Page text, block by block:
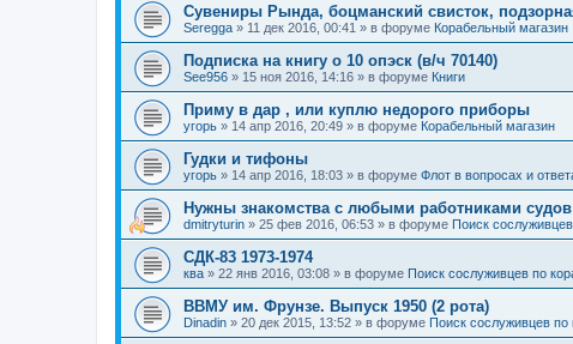
Сувениры Рында, боцманский свисток,
Seregga » 11 дек 2016, 00:41 » в форуме Корабельный магазин
Подписка на книгу о 10 опэск (в/ч 70140)
See956 » 15 ноя 2016, 14:16 » в форуме Книги
Приму в дар , или куплю недорого приборы
угорь » 14 апр 2016, 20:49 » в форуме Корабельный магазин
Гудки и тифоны
угорь » 14 апр 2016, 18:03 » в форуме Флот в вопросах и
Нужны знакомства с любыми работниками
dmitryturin » 25 фев 2016, 06:53 » в форуме Поиск
СДК-83 1973-1974
ква » 22 янв 2016, 03:08 » в форуме Поиск сослуживцев по
ВВМУ им. Фрунзе. Выпуск 1950 (2 рота)
Dinadin » 20 дек 2015, 13:52 » в форуме Поиск сослуживцев